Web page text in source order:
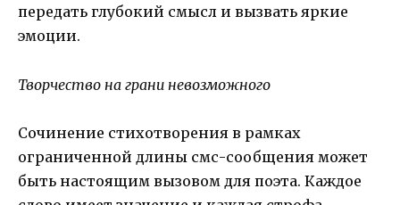
передать глубокий смысл и вызвать яркие
эмоции.
Творчество на грани невозможного
Сочинение стихотворения в рамках
ограниченной длины смс-сообщения может
быть настоящим вызовом для поэта. Каждое